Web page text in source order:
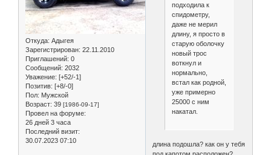
Откуда: Адыгея
Зарегистрирован: 22.11.2010
Приглашений: 0
Сообщений: 2032
Уважение: [+52/-1]
Позитив: [+8/-0]
Пол: Мужской
Возраст: 39 [1986-09-17]
Провел на форуме:
26 дней 3 часа
Последний визит:
30.07.2023 07:10
подходила к
спидометру,
даже не мерил
длину, я просто в
старую оболочку
новый трос
воткнул и
нормально,
встал как родной,
уже примерно
25000 с ним
накатал.
длина подошла? как он у тебя